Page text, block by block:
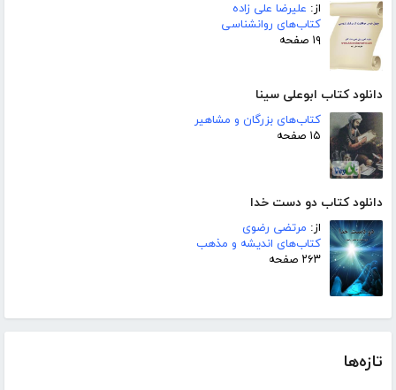
از: علیرضا علی زاده
کتاب‌های روانشناسی
۱۹ صفحه
دانلود کتاب ابوعلی سینا
کتاب‌های بزرگان و مشاهیر
۱۵ صفحه
دانلود کتاب دو دست خدا
از: مرتضی رضوی
کتاب‌های اندیشه و مذهب
۲۶۳ صفحه
تازه‌ها